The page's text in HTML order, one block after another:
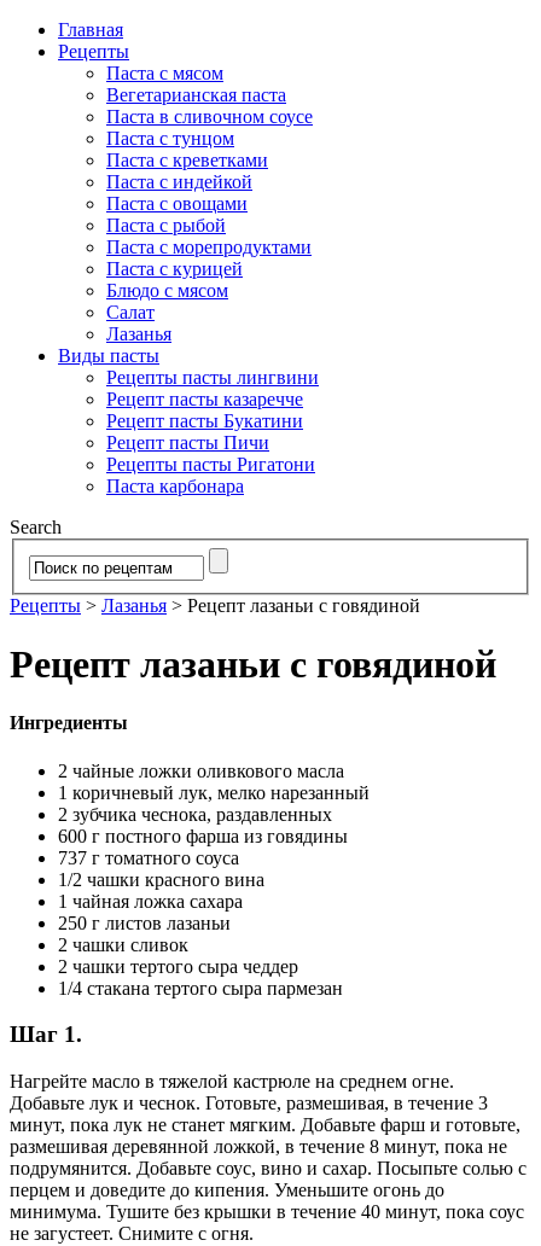
Главная
Рецепты
Паста с мясом
Вегетарианская паста
Паста в сливочном соусе
Паста с тунцом
Паста с креветками
Паста с индейкой
Паста с овощами
Паста с рыбой
Паста с морепродуктами
Паста с курицей
Блюдо с мясом
Салат
Лазанья
Виды пасты
Рецепты пасты лингвини
Рецепт пасты казаречче
Рецепт пасты Букатини
Рецепт пасты Пичи
Рецепты пасты Ригатони
Паста карбонара
Search
Рецепты > Лазанья > Рецепт лазаньи с говядиной
Рецепт лазаньи с говядиной
Ингредиенты
2 чайные ложки оливкового масла
1 коричневый лук, мелко нарезанный
2 зубчика чеснока, раздавленных
600 г постного фарша из говядины
737 г томатного соуса
1/2 чашки красного вина
1 чайная ложка сахара
250 г листов лазаньи
2 чашки сливок
2 чашки тертого сыра чеддер
1/4 стакана тертого сыра пармезан
Шаг 1.
Нагрейте масло в тяжелой кастрюле на среднем огне.
Добавьте лук и чеснок. Готовьте, размешивая, в течение 3
минут, пока лук не станет мягким. Добавьте фарш и готовьте,
размешивая деревянной ложкой, в течение 8 минут, пока не
подрумянится. Добавьте соус, вино и сахар. Посыпьте солью с
перцем и доведите до кипения. Уменьшите огонь до
минимума. Тушите без крышки в течение 40 минут, пока соус
не загустеет. Снимите с огня.